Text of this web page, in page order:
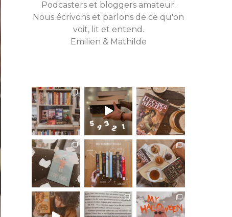
Podcasters et bloggers amateur.
Nous écrivons et parlons de ce qu'on
voit, lit et entend.
Emilien & Mathilde